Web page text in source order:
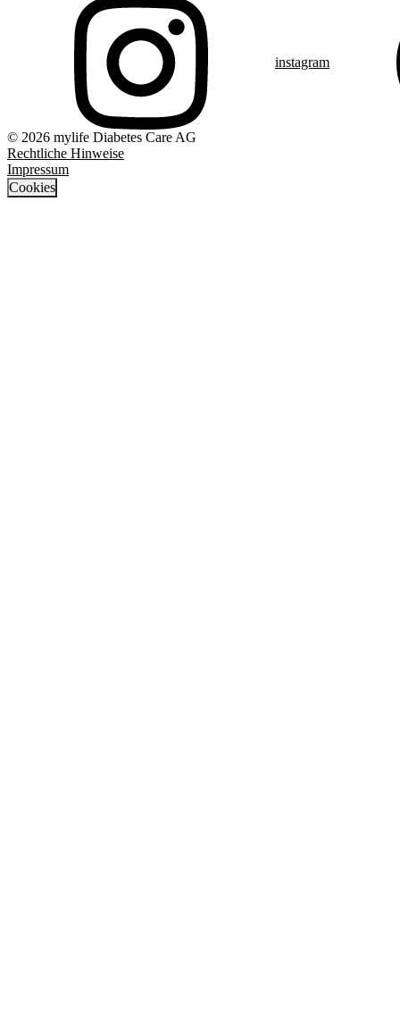
instagram
© 2026 mylife Diabetes Care AG
Rechtliche Hinweise
Impressum
Cookies